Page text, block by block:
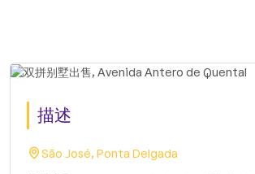
描述
São José, Ponta Delgada